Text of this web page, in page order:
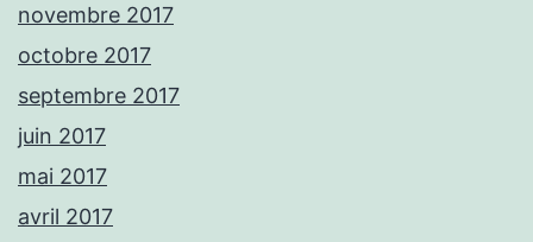
novembre 2017
octobre 2017
septembre 2017
juin 2017
mai 2017
avril 2017